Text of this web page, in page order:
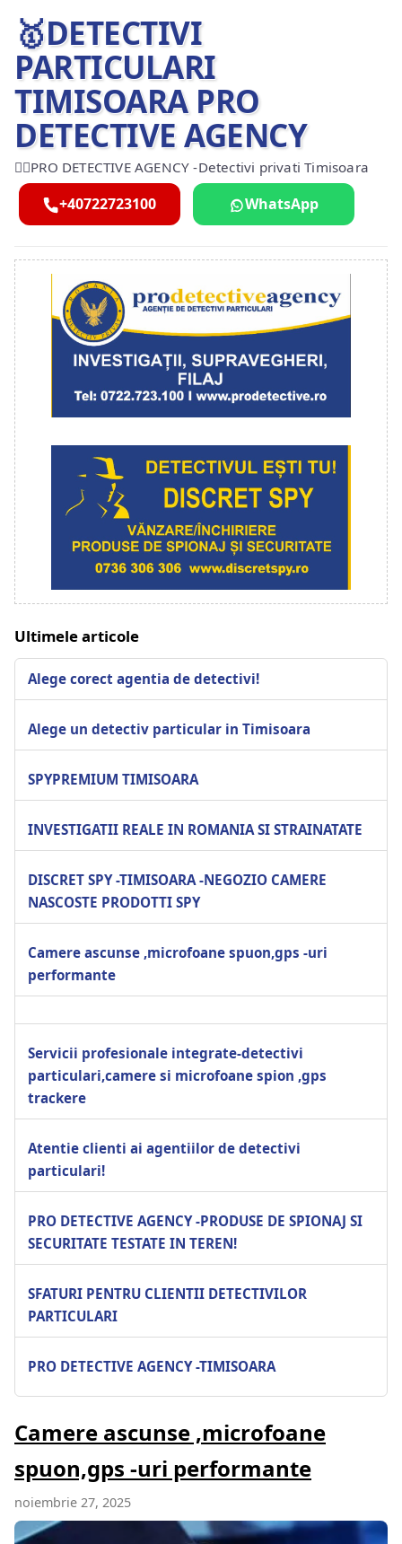
🥇DETECTIVI
PARTICULARI
TIMISOARA PRO
DETECTIVE AGENCY
🕵️‍♂️PRO DETECTIVE AGENCY -Detectivi privati Timisoara
+40722723100 WhatsApp
Ultimele articole
Alege corect agentia de detectivi!
Alege un detectiv particular in Timisoara
SPYPREMIUM TIMISOARA
INVESTIGATII REALE IN ROMANIA SI STRAINATATE
DISCRET SPY -TIMISOARA -NEGOZIO CAMERE
NASCOSTE PRODOTTI SPY
Camere ascunse ,microfoane spuon,gps -uri
performante
Servicii profesionale integrate-detectivi
particulari,camere si microfoane spion ,gps
trackere
Atentie clienti ai agentiilor de detectivi
particulari!
PRO DETECTIVE AGENCY -PRODUSE DE SPIONAJ SI
SECURITATE TESTATE IN TEREN!
SFATURI PENTRU CLIENTII DETECTIVILOR
PARTICULARI
PRO DETECTIVE AGENCY -TIMISOARA
Camere ascunse ,microfoane
spuon,gps -uri performante
noiembrie 27, 2025